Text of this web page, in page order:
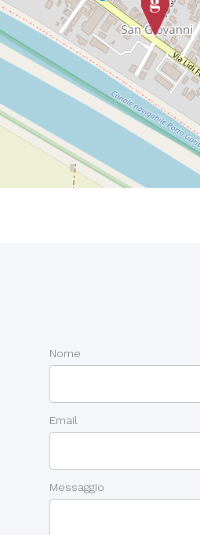
Nome
Email
Messaggio